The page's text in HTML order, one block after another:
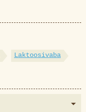
Laktoosivaba